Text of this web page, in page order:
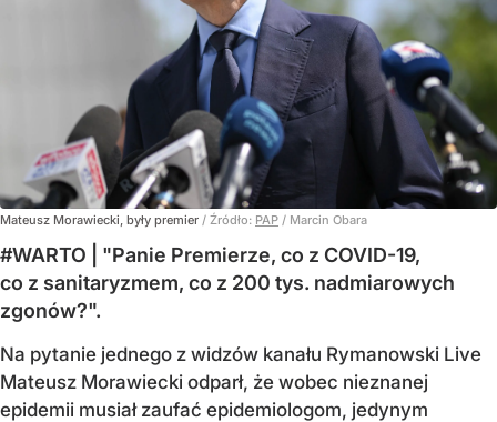
Mateusz Morawiecki, były premier / Źródło: PAP / Marcin Obara
#WARTO | "Panie Premierze, co z COVID-19,
co z sanitaryzmem, co z 200 tys. nadmiarowych
zgonów?".
Na pytanie jednego z widzów kanału Rymanowski Live
Mateusz Morawiecki odparł, że wobec nieznanej
epidemii musiał zaufać epidemiologom, jedynym